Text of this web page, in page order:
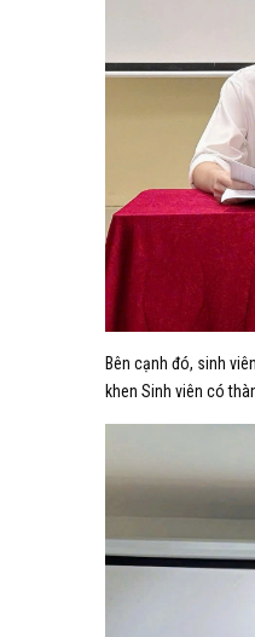
Bên cạnh đó, sinh
khen Sinh viên có